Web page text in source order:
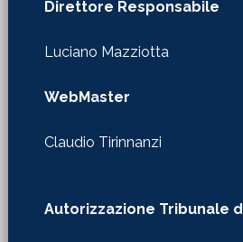
Direttore Responsabile
Luciano Mazziotta
WebMaster
Claudio Tirinnanzi
Autorizzazione Tribunale